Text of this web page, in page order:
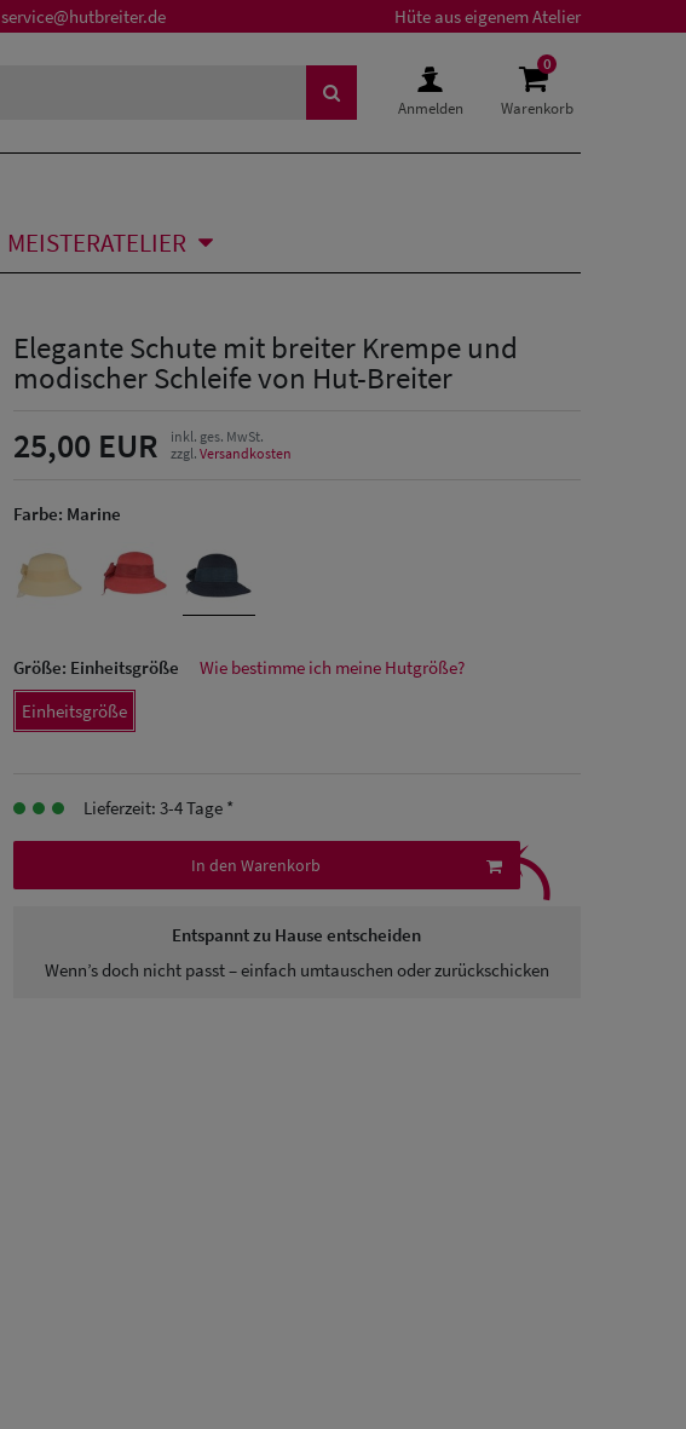
service@hutbreiter.de Hüte aus eigenem Atelier
Anmelden
0
Warenkorb
MEISTERATELIER
Elegante Schute mit breiter Krempe und
modischer Schleife von Hut-Breiter
25,00 EUR
inkl. ges. MwSt.
zzgl. Versandkosten
Farbe: Marine
Größe: Einheitsgröße
Wie bestimme ich meine Hutgröße?
Einheitsgröße
Lieferzeit: 3-4 Tage *
In den Warenkorb
Entspannt zu Hause entscheiden
Wenn’s doch nicht passt – einfach umtauschen oder zurückschicken
⤹